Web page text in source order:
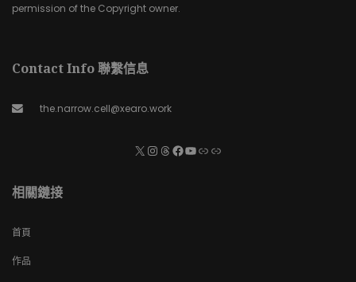
permission of the Copyright owner.
Contact Info 聯繫信息
the.narrow.cell@xearo.work
相關鏈接
首頁
作品